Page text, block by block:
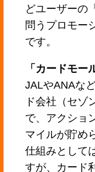
どユーザーの
問うプロモー
です。
「カードモー
JALやANAな
ド会社（セゾ
で、アクショ
マイルが貯め
仕組みとして
すが、カード